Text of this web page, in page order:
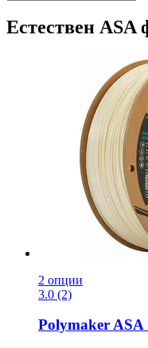
Естествен
2 опции
3.0 (2)
PolymakerASA